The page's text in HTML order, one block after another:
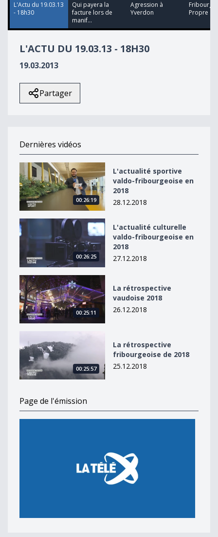
L'Actu du 19.03.13
- 18h30
Qui payera la
facture lors de
manif...
Agression à
Yverdon
Fribourg
Propre
L'ACTU DU 19.03.13 - 18H30
19.03.2013
Partager
Dernières vidéos
L&#039;actualité sportive valdo-fribourgeoise en 2018
00:26:19
L'actualité sportive
valdo-fribourgeoise en
2018
28.12.2018
L&#039;actualité culturelle valdo-fribourgeoise en
00:26:25
L'actualité culturelle
valdo-fribourgeoise en
2018
27.12.2018
La rétrospective vaudoise 2018
00:25:11
La rétrospective
vaudoise 2018
26.12.2018
00:25:57
La rétrospective
fribourgeoise de 2018
25.12.2018
Page de l'émission